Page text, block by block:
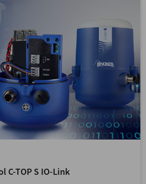
C-TOP S IO-Link